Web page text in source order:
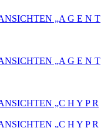
„A G E N T
„A G E N T
„C H Y P R
„C H Y P R